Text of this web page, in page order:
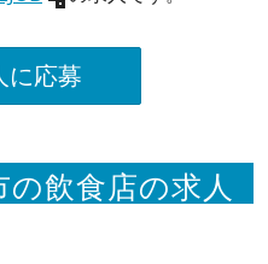
に応募
飲食店の求人